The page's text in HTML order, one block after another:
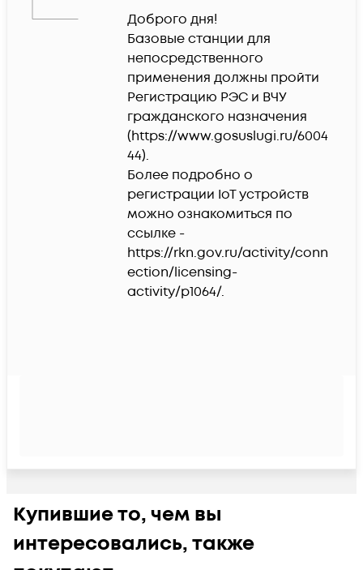
Доброго дня!
Базовые станции для
непосредственного
применения должны пройти
Регистрацию РЭС и ВЧУ
гражданского назначения
(https://www.gosuslugi.ru/6004
44).
Более подробно о
регистрации IoT устройств
можно ознакомиться по
ссылке -
https://rkn.gov.ru/activity/conn
ection/licensing-
activity/p1064/.
Купившие то, чем вы
интересовались, также